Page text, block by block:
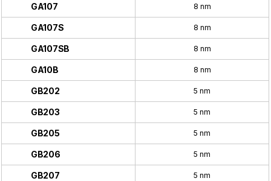
GA107 8 nm
GA107S 8 nm
GA107SB 8 nm
GA10B 8 nm
GB202 5 nm
GB203 5 nm
GB205 5 nm
GB206 5 nm
GB207 5 nm